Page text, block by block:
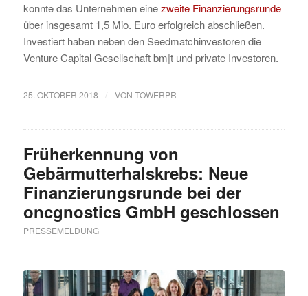
konnte das Unternehmen einezweite Finanzierungsrunde
über insgesamt 1,5 Mio. Euro erfolgreich abschließen.
Investiert haben neben den Seedmatchinvestoren die
Venture Capital Gesellschaft bm|t und private Investoren.
25. OKTOBER 2018 / VON TOWERPR
Früherkennung von
Gebärmutterhalskrebs: Neue
Finanzierungsrunde bei der
oncgnostics GmbH geschlossen
PRESSEMELDUNG